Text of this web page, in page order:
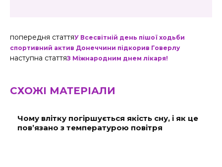
попередня статтяУ Всесвітній день пішої ходьби
спортивний актив Донеччини підкорив Говерлу
наступна статтяЗ Міжнародним днем лікаря!
СХОЖІ МАТЕРІАЛИ
Чому влітку погіршується якість сну, і як це
пов’язано з температурою повітря